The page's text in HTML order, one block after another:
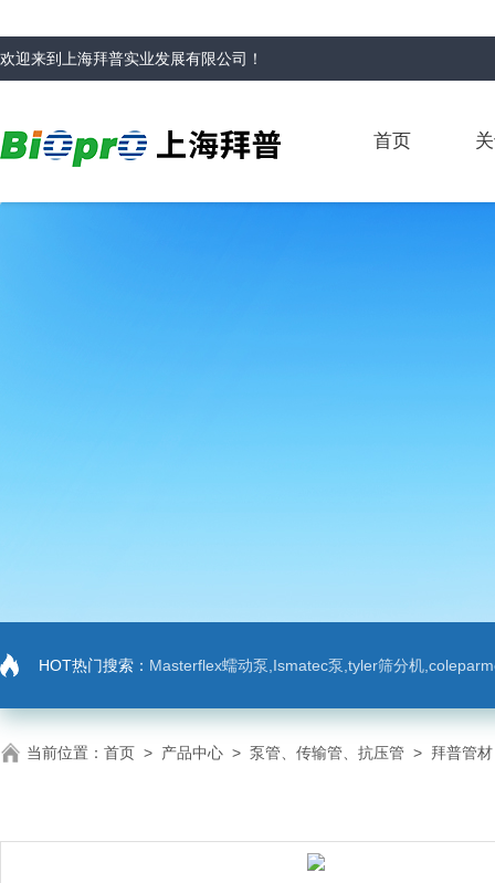
欢迎来到 上海拜普实业发展有限公司 ！
首页
HOT热门搜索： Masterflex蠕动泵,Ismatec泵,tyler筛分机,coleparmer,注射
当前位置： 首页 > 产品中心 > 泵管、传输管、抗压管 > 拜普管材